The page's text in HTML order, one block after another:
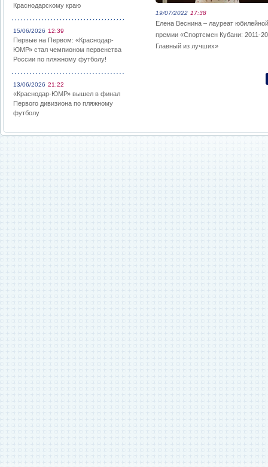
Краснодарскому краю
15/06/2026 12:39
Первые на Первом: «Краснодар-
ЮМР» стал чемпионом первенства
России по пляжному футболу!
13/06/2026 21:22
«Краснодар-ЮМР» вышел в финал
Первого дивизиона по пляжному
футболу
19/07/2022 17:38
Елена Веснина – лауреат юбилейной
премии «Спортсмен Кубани: 2011-
Главный из лучших»